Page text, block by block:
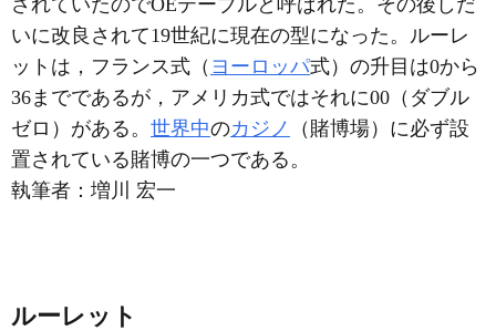
されていたのでOEテーブルと呼ばれた。その後しだ
いに改良されて19世紀に現在の型になった。ルーレ
ットは，フランス式（ ヨーロッパ式）の升目は0から
36までであるが，アメリカ式ではそれに00（ダブル
ゼロ）がある。 世界中のカジノ
（賭博場）に必ず設
置されている賭博の一つである。
執筆者： 増川 宏一
ルーレット